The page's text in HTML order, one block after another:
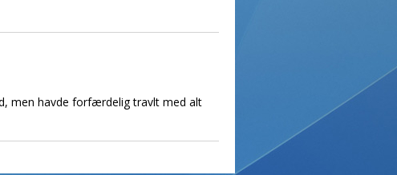
men havde forfærdelig travlt med alt